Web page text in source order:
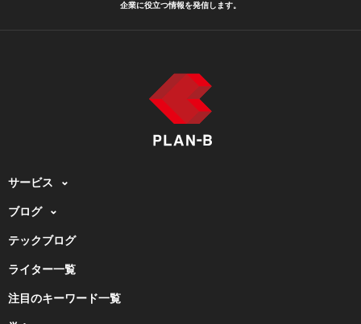
企業に役立つ情報を発信します。
サービス
ブログ
テックブログ
ライター一覧
注目のキーワード一覧